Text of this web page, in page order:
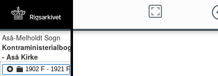
Aså-Melholdt Sogn
Kontraministerialbog
- Aså Kirke
1902 F - 1921 F